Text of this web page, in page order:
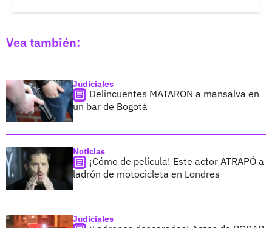
Vea también:
Judiciales
Delincuentes MATARON a mansalva en
un bar de Bogotá
Noticias
¡Cómo de película! Este actor ATRAPÓ a
ladrón de motocicleta en Londres
Judiciales